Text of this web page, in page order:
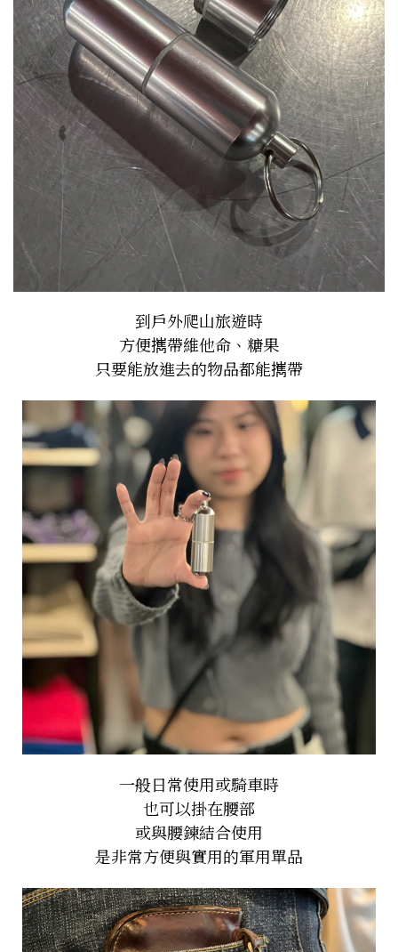
到戶外爬山旅遊時
方便𢹂帶維他命、糖果
只要能放進去的物品都能𢹂帶
一般日常使用或騎車時
也可以掛在腰部
或與腰鍊結合使用
是非常方便與實用的軍用單品